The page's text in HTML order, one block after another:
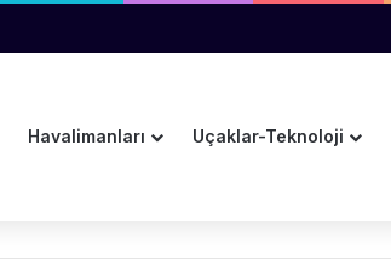
Uluslararası Büyüme Hızlanıyor
Havalimanları Uçaklar-Teknoloji